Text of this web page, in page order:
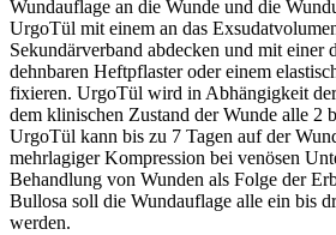
Wundauflage an die Wunde und die
UrgoTül mit einem an das
Sekundärverband abdecken und mit einer
dehnbaren Heftpflaster oder einem
fixieren. UrgoTül wird in Abhängigkeit
dem klinischen Zustand der Wunde alle 2
UrgoTül kann bis zu 7 Tagen auf der
mehrlagiger Kompression bei venösen
Behandlung von Wunden als Folge der
Bullosa soll die Wundauflage alle ein bis
werden.